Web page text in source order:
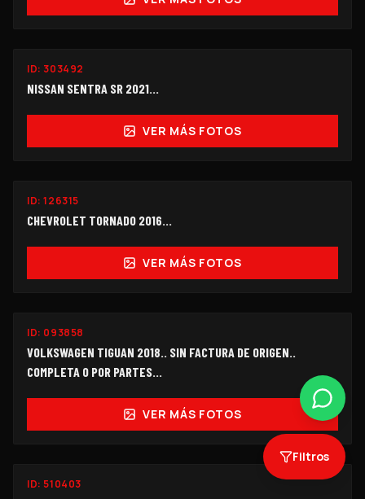
Filtros
ID: 303492
NISSAN SENTRA SR 2021...
VER MÁS FOTOS
ID:126315
CHEVROLET TORNADO 2016…
VER MÁS FOTOS
ID: 093858
VOLKSWAGEN TIGUAN 2018.. SIN FACTURA DE ORIGEN..
COMPLETA O POR PARTES...
VER MÁS FOTOS
OFERTA
ID: 510403